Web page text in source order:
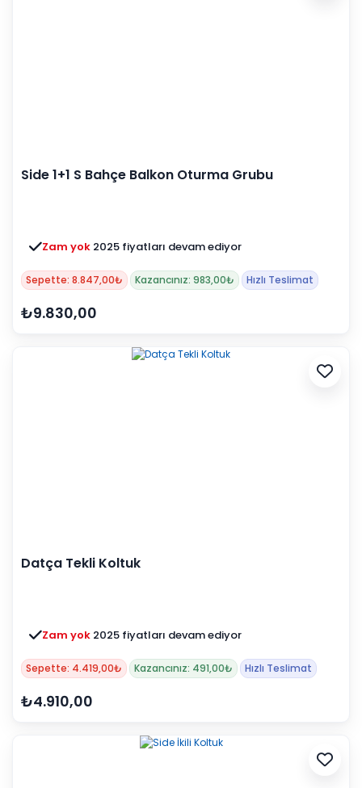
Side 1+1 S Bahçe Balkon Oturma Grubu
Zam yok 2025 fiyatları devam ediyor
Sepette: 8.847,00₺ Kazancınız: 983,00₺ Hızlı Teslimat
₺9.830,00
Datça Tekli Koltuk
Zam yok 2025 fiyatları devam ediyor
Sepette: 4.419,00₺ Kazancınız: 491,00₺ Hızlı Teslimat
₺4.910,00